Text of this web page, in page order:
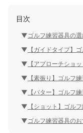
目次
ゴルフ練習器具の
【ガイドタイプ】
【アプローチショ
【素振り】ゴルフ
【パター】ゴルフ
【ショット】ゴル
ゴルフ練習器具の